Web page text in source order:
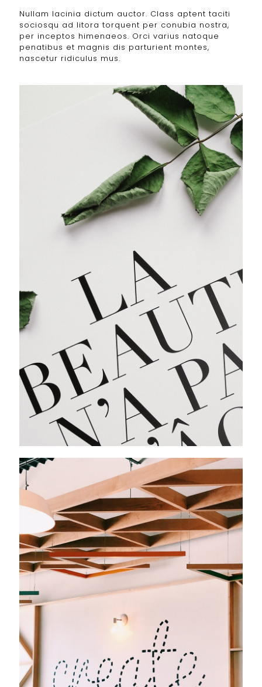
Nullam lacinia dictum auctor. Class aptent taciti
sociosqu ad litora torquent per conubia nostra,
per inceptos himenaeos. Orci varius natoque
penatibus et magnis dis parturient montes,
nascetur ridiculus mus.